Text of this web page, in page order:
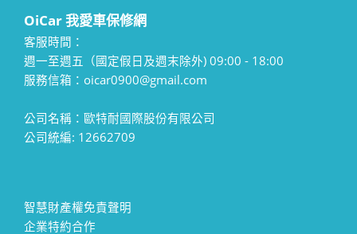
OiCar 我愛車保修網
客服時間：
週一至週五（國定假日及週末除外) 09:00 - 18:00
服務信箱：oicar0900@gmail.com
公司名稱：歐特耐國際股份有限公司
公司統編: 12662709
智慧財產權免責聲明
企業特約合作